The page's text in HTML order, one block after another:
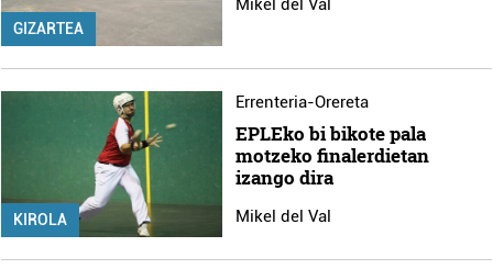
GIZARTEA
Mikel del Val
KIROLA
Errenteria-Orereta
EPLEko bi bikote pala
motzeko finalerdietan
izango dira
Mikel del Val